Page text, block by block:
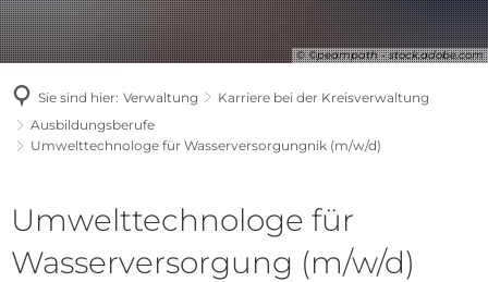
© ©peampath - stock.adobe.com
Sie sind hier: Verwaltung
Karriere bei der Kreisverwaltung
Ausbildungsberufe
Umwelttechnologe für Wasserversorgungnik (m/w/d)
Umwelttechnologe
für
Umwelttechnologe für
Wasserversorgung (m/w/d)